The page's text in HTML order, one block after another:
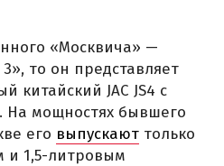
«Москвича» —
то он представляет
китайский JAC JS4 с
мощностях бывшего
его выпускают только
и 1,5-литровым